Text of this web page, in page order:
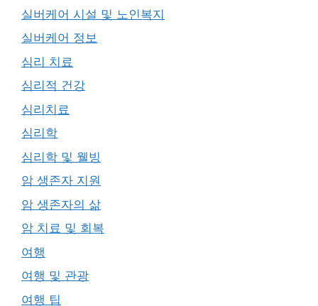
실버케어 시설 및 노인복지
실버케어 정보
심리 치료
심리적 건강
심리치료
심리학
심리학 및 웰빙
암 생존자 지원
암 생존자의 삶
암 치료 및 회복
여행
여행 및 관광
여행 팁